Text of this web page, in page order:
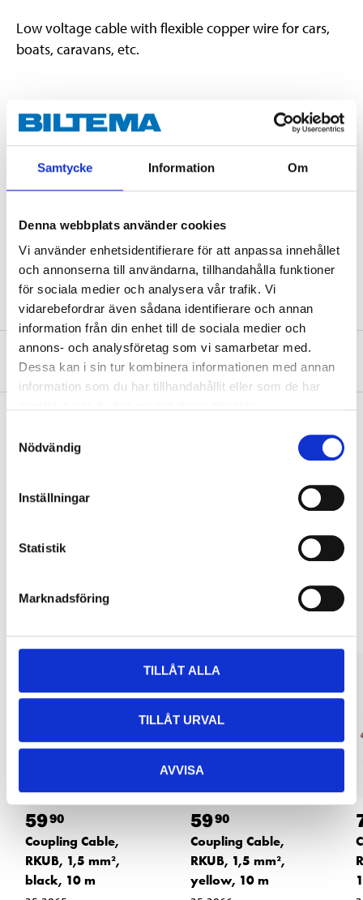
Samtycke Information Om
Denna webbplats använder cookies
Vi använder enhetsidentifierare för att anpassa innehållet
och annonserna till användarna, tillhandahålla funktioner
för sociala medier och analysera vår trafik. Vi
vidarebefordrar även sådana identifierare och annan
information från din enhet till de sociala medier och
annons- och analysföretag som vi samarbetar med.
Dessa kan i sin tur kombinera informationen med annan
information som du har tillhandahållit eller som de har
Nödvändig
Inställningar
Statistik
Marknadsföring
TILLÅT ALLA
TILLÅT URVAL
AVVISA
Low voltage cable with flexible copper wire for cars,
boats, caravans, etc.
Technical specifications
Cable area
Colour
Red
About the manufacturer
Other customers also bought
5990
Coupling Cable,
RKUB, 1,5 mm²,
black, 10 m
5990
Coupling Cable,
RKUB, 1,5 mm²,
yellow, 10 m